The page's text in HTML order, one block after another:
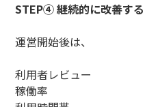
STEP④ 継続的に改善する
運営開始後は、
利用者レビュー
稼働率